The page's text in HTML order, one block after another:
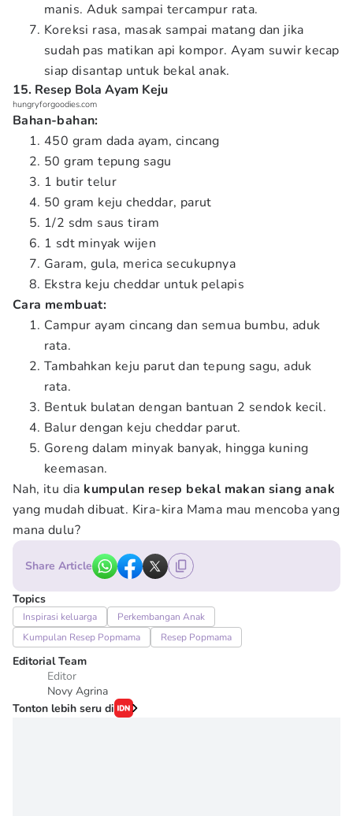
manis. Aduk sampai tercampur rata.
Koreksi rasa, masak sampai matang dan jika
sudah pas matikan api kompor. Ayam suwir kecap
siap disantap untuk bekal anak.
15. Resep Bola Ayam Keju
hungryforgoodies.com
Bahan-bahan:
450 gram dada ayam, cincang
50 gram tepung sagu
1 butir telur
50 gram keju cheddar, parut
1/2 sdm saus tiram
1 sdt minyak wijen
Garam, gula, merica secukupnya
Ekstra keju cheddar untuk pelapis
Cara membuat:
Campur ayam cincang dan semua bumbu, aduk
rata.
Tambahkan keju parut dan tepung sagu, aduk
rata.
Bentuk bulatan dengan bantuan 2 sendok kecil.
Balur dengan keju cheddar parut.
Goreng dalam minyak banyak, hingga kuning
keemasan.
Nah, itu dia kumpulan resep bekal makan siang anak
yang mudah dibuat. Kira-kira Mama mau mencoba yang
mana dulu?
Share Article
Topics
Inspirasi keluarga
Perkembangan Anak
Kumpulan Resep Popmama
Resep Popmama
Editorial Team
Editor
Novy Agrina
Tonton lebih seru di